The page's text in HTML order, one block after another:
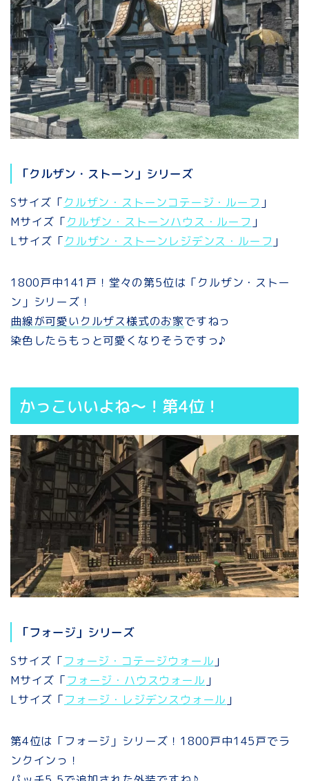
「クルザン・ストーン」シリーズ
Sサイズ「クルザン・ストーンコテージ・ルーフ 」
Mサイズ「クルザン・ストーンハウス・ルーフ 」
Lサイズ「クルザン・ストーンレジデンス・ルーフ 」
1800戸中141戸！堂々の第5位は「クルザン・ストー
ン」シリーズ！
曲線が可愛いクルザス様式のお家ですねっ
染色したらもっと可愛くなりそうですっ♪
かっこいいよね～！第4位！
「フォージ」シリーズ
Sサイズ「フォージ・コテージウォール 」
Mサイズ「フォージ・ハウスウォール 」
Lサイズ「フォージ・レジデンスウォール 」
第4位は「フォージ」シリーズ！1800戸中145戸でラ
ンクインっ！